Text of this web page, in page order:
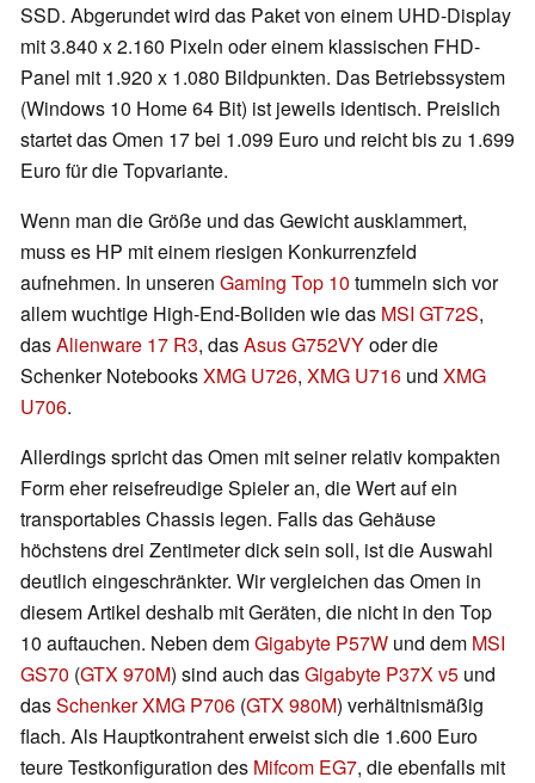
SSD. Abgerundet wird das Paket von einem UHD-Display
mit 3.840 x 2.160 Pixeln oder einem klassischen FHD-
Panel mit 1.920 x 1.080 Bildpunkten. Das Betriebssystem
(Windows 10 Home 64 Bit) ist jeweils identisch. Preislich
startet das Omen 17 bei 1.099 Euro und reicht bis zu 1.699
Euro für die Topvariante.
Wenn man die Größe und das Gewicht ausklammert,
muss es HP mit einem riesigen Konkurrenzfeld
aufnehmen. In unseren Gaming Top 10 tummeln sich vor
allem wuchtige High-End-Boliden wie das MSI GT72S,
dasAlienware 17 R3, dasAsus G752VYoder die
Schenker NotebooksXMG U726, XMG U716 und XMG
U706.
Allerdings spricht das Omen mit seiner relativ kompakten
Form eher reisefreudige Spieler an, die Wert auf ein
transportables Chassis legen. Falls das Gehäuse
höchstens drei Zentimeter dick sein soll, ist die Auswahl
deutlich eingeschränkter. Wir vergleichen das Omen in
diesem Artikel deshalb mit Geräten, die nicht in den Top
10 auftauchen. Neben demGigabyte P57W und dem MSI
GS70 (GTX 970M) sind auch dasGigabyte P37X v5 und
dasSchenker XMG P706 (GTX 980M) verhältnismäßig
flach. Als Hauptkontrahent erweist sich die 1.600 Euro
teure Testkonfiguration des Mifcom EG7, die ebenfalls mit